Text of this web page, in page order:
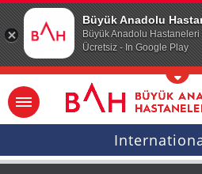
Büyük Anadolu
Büyük Anadolu Hastaneleri
Ücretsiz - In Google Play
Ana icerige atla